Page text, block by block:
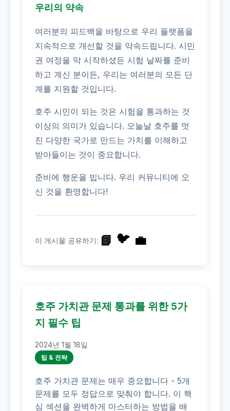
우리의 약속
여러분의 피드백을 바탕으로 우리 플랫폼을
지속적으로 개선할 것을 약속드립니다. 시민
권 여정을 막 시작하셨든 시험 날짜를 준비
하고 계신 분이든, 우리는 여러분의 모든 단
계를 지원할 것입니다.
호주 시민이 되는 것은 시험을 통과하는 것
이상의 의미가 있습니다. 오늘날 호주를 멋
진 다양한 국가로 만드는 가치를 이해하고
받아들이는 것이 중요합니다.
준비에 행운을 빕니다. 우리 커뮤니티에 오
신 것을 환영합니다!
이 게시물 공유하기: 📘 🐦 💼
호주 가치관 문제 통과를 위한 5가
지 필수 팁
2024년 1월 18일
팁 & 전략
호주 가치관 문제는 매우 중요합니다 - 5개
문제를 모두 정답으로 맞춰야 합니다. 이 핵
심 섹션을 완벽하게 마스터하는 방법을 배